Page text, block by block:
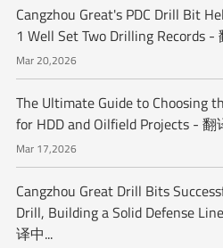
Cangzhou Great's PDC Drill Bit
1 Well Set Two Drilling Records -
Mar 20,2026
The Ultimate Guide to Choosing
for HDD and Oilfield Projects - 翻
Mar 17,2026
Cangzhou Great Drill Bits
Drill, Building a Solid Defense
译中...